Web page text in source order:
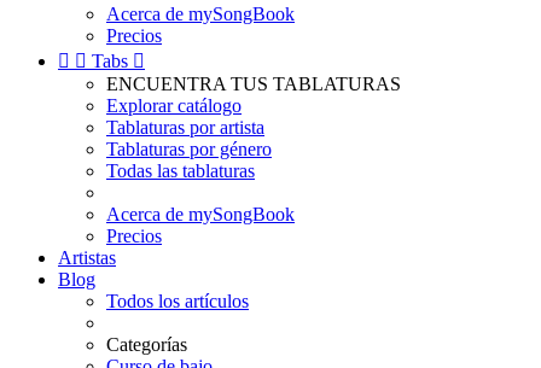
Acerca de mySongBook
Precios
  Tabs 
ENCUENTRA TUS TABLATURAS
Explorar catálogo
Tablaturas por artista
Tablaturas por género
Todas las tablaturas
Acerca de mySongBook
Precios
Artistas
Blog
Todos los artículos
Categorías